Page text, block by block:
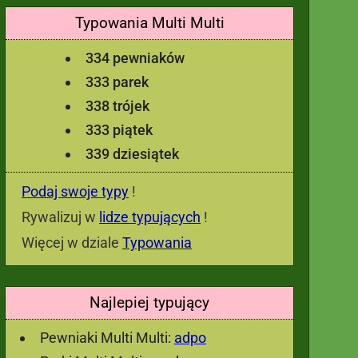
Typowania Multi Multi
334 pewniaków
333 parek
338 trójek
333 piątek
339 dziesiątek
Podaj swoje typy !
Rywalizuj w lidze typujących !
Więcej w dziale Typowania
Najlepiej typujący
Pewniaki Multi Multi: adpo